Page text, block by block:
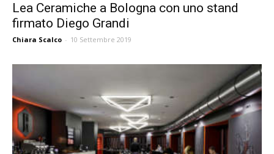
Lea Ceramiche a Bologna con uno stand
firmato Diego Grandi
Chiara Scalco - 10 Settembre 2019